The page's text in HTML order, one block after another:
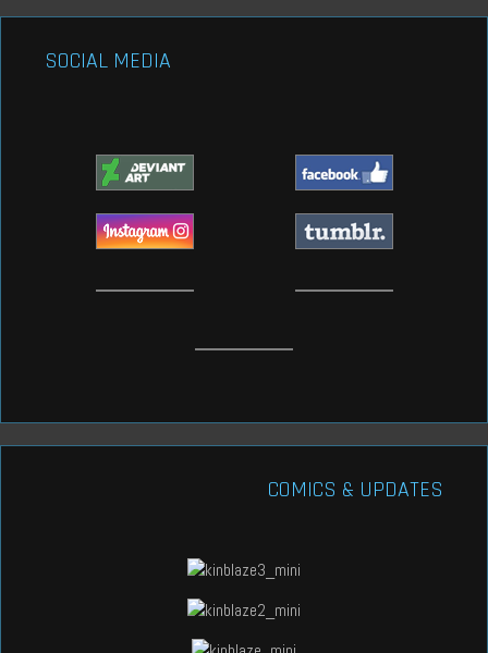
SOCIAL MEDIA
COMICS & UPDATES